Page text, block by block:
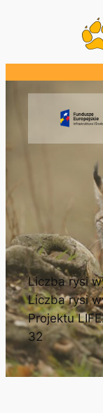
Liczba rysi
Liczba rysi
Projektu
32